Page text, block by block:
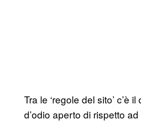
Tra le ‘regole del sito’ c’è
d’odio aperto di rispetto